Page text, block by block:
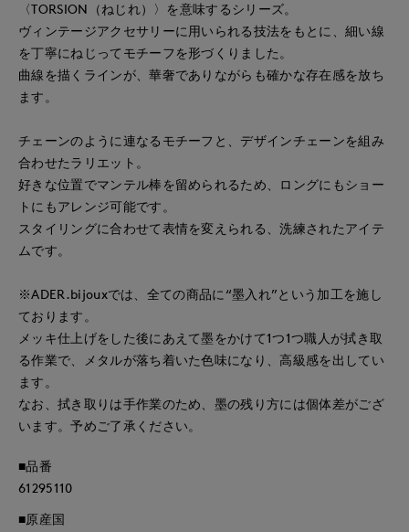
〈TORSION（ねじれ）〉を意味するシリーズ。
ヴィンテージアクセサリーに用いられる技法をもとに、細い線
を丁寧にねじってモチーフを形づくりました。
曲線を描くラインが、華奢でありながらも確かな存在感を放ち
ます。
チェーンのように連なるモチーフと、デザインチェーンを組み
合わせたラリエット。
好きな位置でマンテル棒を留められるため、ロングにもショー
トにもアレンジ可能です。
スタイリングに合わせて表情を変えられる、洗練されたアイテ
ムです。
※ADER.bijouxでは、全ての商品に“墨入れ”という加工を施し
ております。
メッキ仕上げをした後にあえて墨をかけて1つ1つ職人が拭き取
る作業で、メタルが落ち着いた色味になり、高級感を出してい
ます。
なお、拭き取りは手作業のため、墨の残り方には個体差がござ
います。予めご了承ください。
■品番
61295110
■原産国